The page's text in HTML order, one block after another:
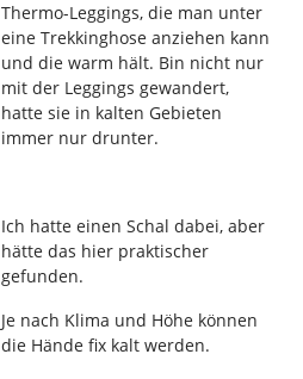
Thermo-Leggings, die man unter
eine Trekkinghose anziehen kann
und die warm hält. Bin nicht nur
mit der Leggings gewandert,
hatte sie in kalten Gebieten
immer nur drunter.
Ich hatte einen Schal dabei, aber
hätte das hier praktischer
gefunden.
Je nach Klima und Höhe können
die Hände fix kalt werden.